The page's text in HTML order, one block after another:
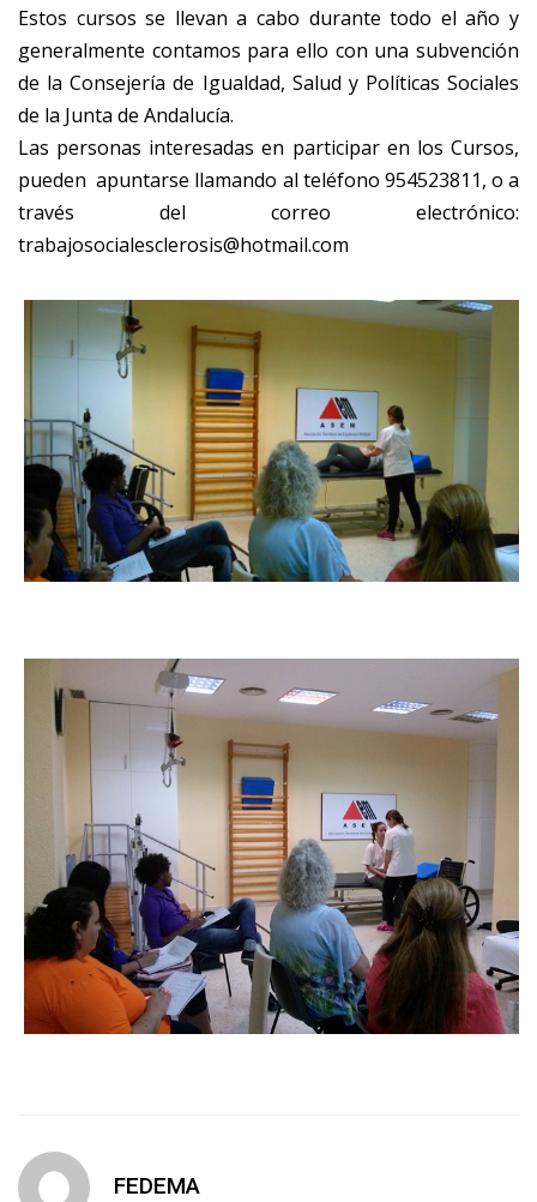
Estos cursos se llevan a cabo durante todo el año y
generalmente contamos para ello con una subvención
de la Consejería de Igualdad, Salud y Políticas Sociales
de la Junta de Andalucía.
Las personas interesadas en participar en los Cursos,
pueden apuntarse llamando al teléfono 954523811, o a
través del correo electrónico:
trabajosocialesclerosis@hotmail.com
FEDEMA